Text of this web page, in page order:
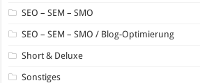
SEO – SEM – SMO
SEO – SEM – SMO / Blog-Optimierung
Short & Deluxe
Sonstiges